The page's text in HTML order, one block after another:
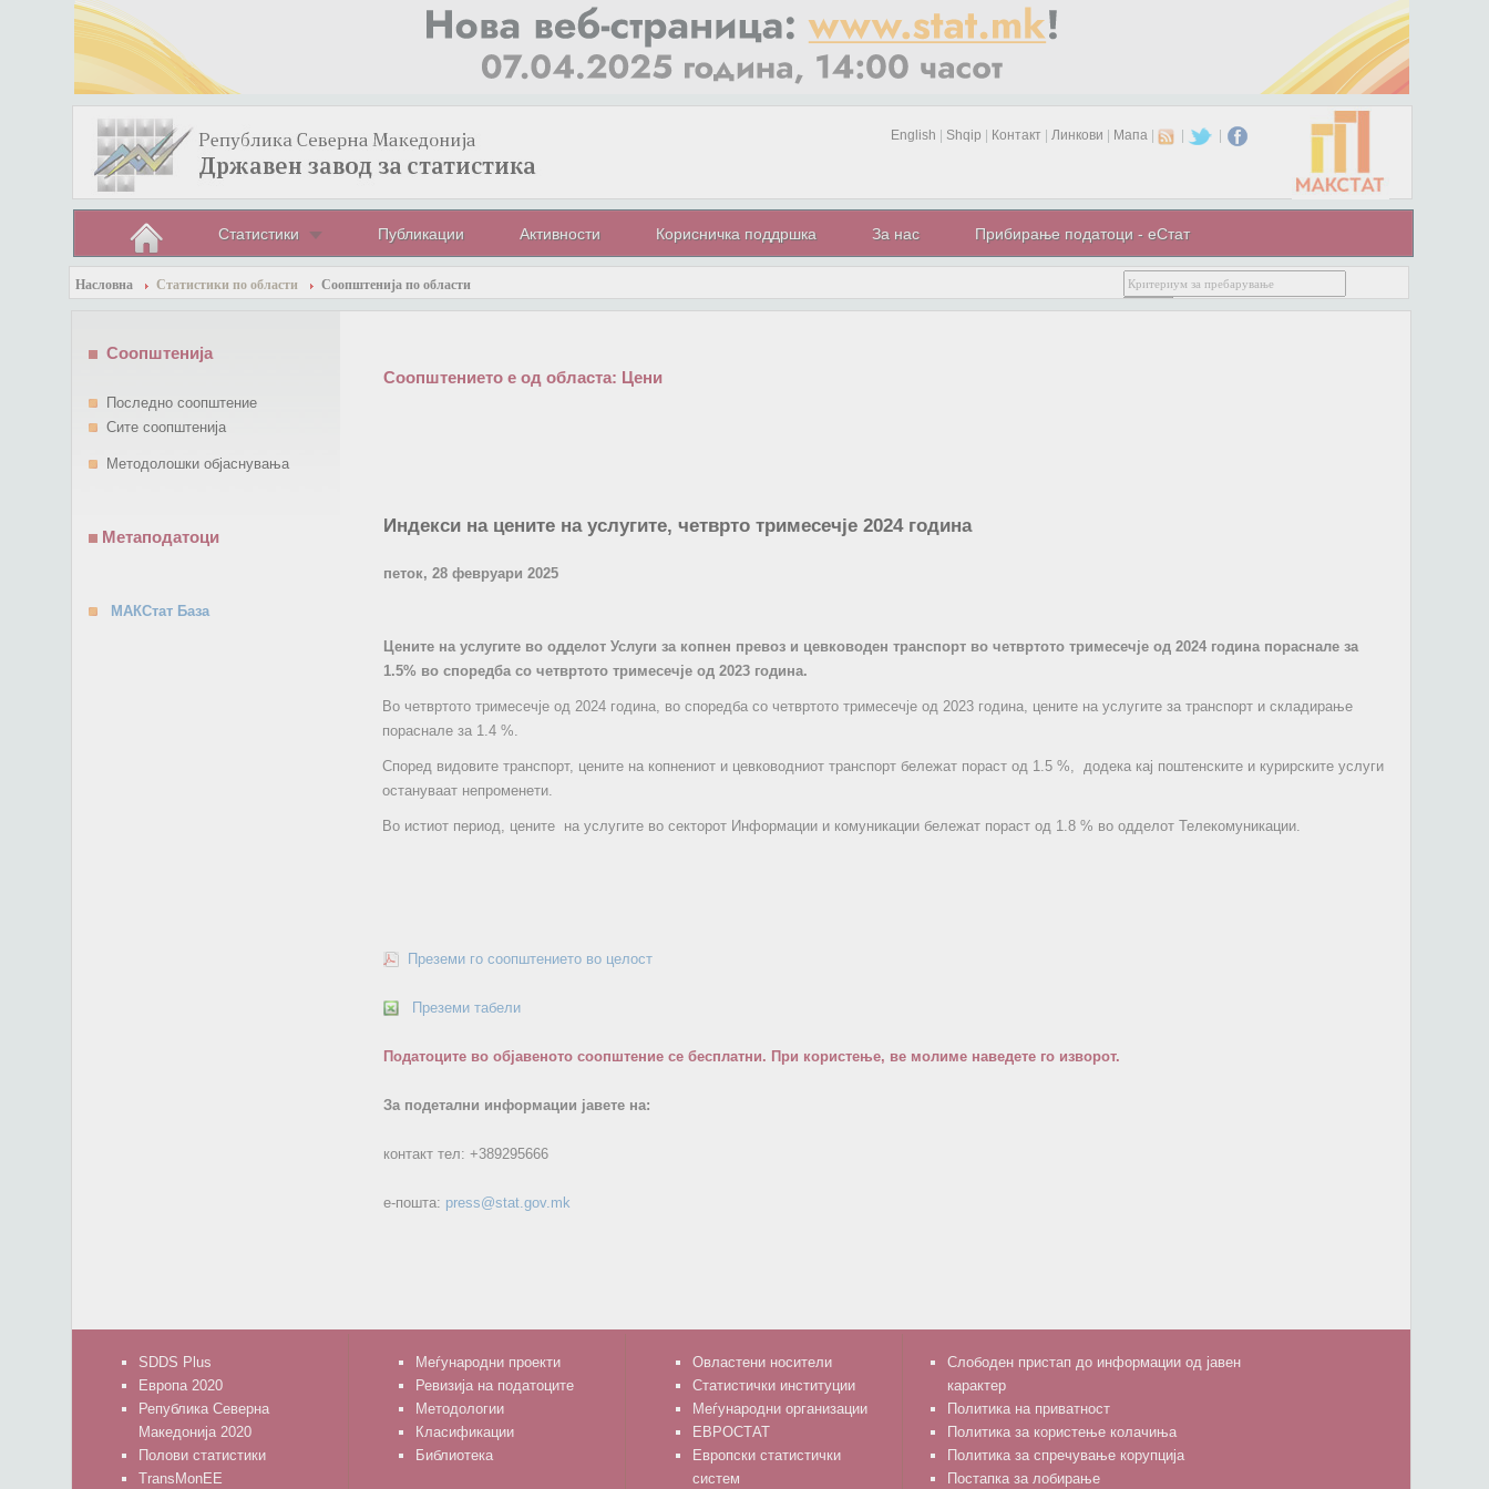
English Shqip Контакт Линкови Мапа| | |
Статистики Публикации Активности Корисничка поддршка За нас Прибирање податоци - еСтат
Насловна Статистики по области Соопштенија по области
Соопштението е од областа: Цени
Индекси на цените на услугите, четврто тримесечје 2024 година
петок, 28 февруари 2025
Цените на услугите во одделот Услуги за копнен превоз и цевководен транспорт во четвртото тримесечjе од 2024 година пораснале за
1.5% во споредба со четвртото тримесечје од 2023 година.
Во четвртото тримесечје од 2024 година, во споредба со четвртото тримесечје од 2023 година, цените на услугите за транспорт и складирање
пораснале за 1.4 %.
Според видовите транспорт, цените на копнениот и цевководниот транспорт бележат пораст од 1.5 %, додека кај поштенските и курирските услуги
остануваат непроменети.
Во истиот период, цените на услугите во секторот Информации и комуникации бележат пораст од 1.8 % во одделот Телекомуникации.
Преземи го соопштението во целост
Преземи табели
Податоците во објавеното соопштение се бесплатни. При користење, ве молиме наведете го изворот.
За подетални информации јавете на:
контакт тел: +389295666
е-пошта: press@stat.gov.mk
Соопштенија
Последно соопштение
Сите соопштенија
Методолошки објаснувања
Метаподатоци
МАКСтат База
SDDS Plus
Европа 2020
Република Северна
Македонија 2020
Полови статистики
TransMonEE
Меѓународни проекти
Ревизија на податоците
Методологии
Класификации
Библиотека
Овластени носители
Статистички институции
Меѓународни организации
ЕВРОСТАТ
Европски статистички
систем
Слободен пристап до информации од јавен
карактер
Политика на приватност
Политика за користење колачиња
Политика за спречување корупција
Постапка за лобирање